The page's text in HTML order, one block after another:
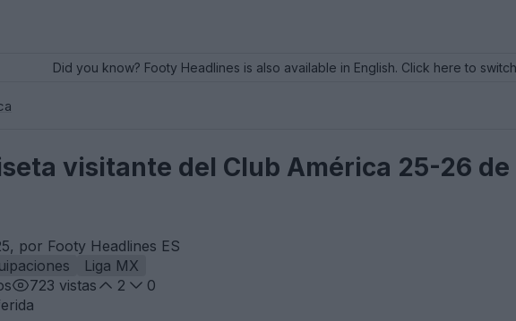
Did you know? Footy Headlines is also available in English. Click here to
visitante del Club América 25-26 de
por Footy Headlines ES
Liga MX
723 vistas 2
0